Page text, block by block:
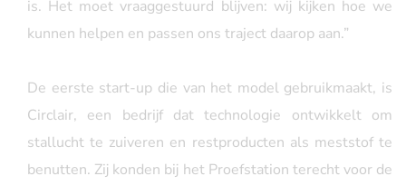
is. Het moet vraaggestuurd blijven: wij kijken hoe we
kunnen helpen en passen ons traject daarop aan.”
De eerste start-up die van het model gebruikmaakt, is
Circlair, een bedrijf dat technologie ontwikkelt om
stallucht te zuiveren en restproducten als meststof te
benutten. Zij konden bij het Proefstation terecht voor de